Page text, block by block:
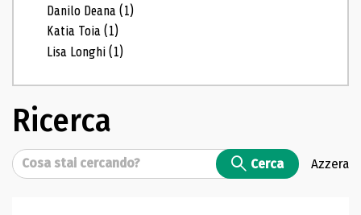
Danilo Deana(1)
Katia Toia(1)
Lisa Longhi(1)
Ricerca
Cerca Cerca Azzera